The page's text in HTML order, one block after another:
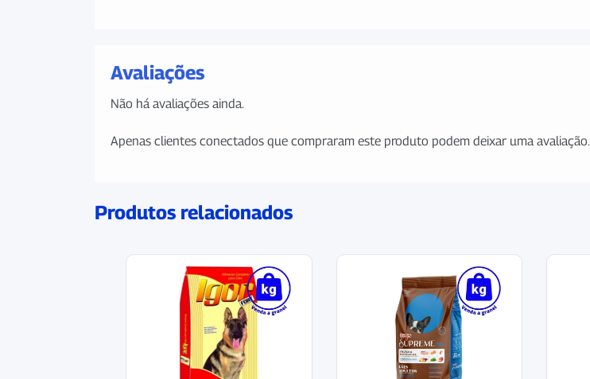
Avaliações
Não há avaliações ainda.
Apenas clientes conectados que compraram este produto podem deixar uma avaliação.
Produtos relacionados